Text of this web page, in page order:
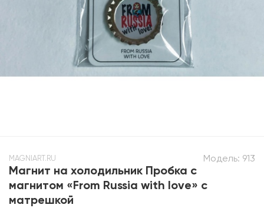
Модель: 913
MAGNIART.RU
Магнит на холодильник Пробка с
магнитом «From Russia with love» с
матрешкой